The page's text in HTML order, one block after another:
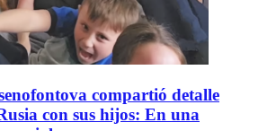
compartió detalle
con sus hijos: En una